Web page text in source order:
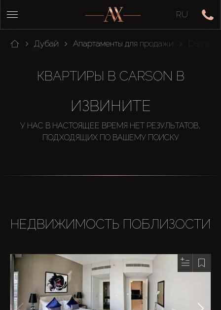
RU
Дубай Апартаменты для продажи
КВАРТИРЫ В CARSON B
ИЗВИНИТЕ
У НАС В НАСТОЯЩЕЕ ВРЕМЯ НЕТ РЕЗУЛЬТАТОВ,
ПОДХОДЯЩИХ ПО ВАШЕМУ ПОИСКУ
НЕДВИЖИМОСТЬ ПОБЛИЗОСТИ